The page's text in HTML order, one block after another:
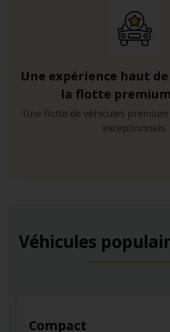
Une expérience haut
la flotte
Une flotte de véhicules
exceptionnels.
Véhicules
Compact